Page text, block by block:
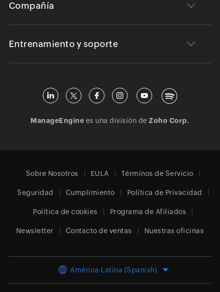
Compañía
Entrenamiento y soporte
ManageEngine es una división deZoho Corp.
Sobre Nosotros EULA Términos de Servicio
Seguridad Cumplimiento Política de Privacidad
Política de cookies Programa de Afiliados
Newsletter Contacto de ventas Nuestras oficinas
América Latina (Spanish)